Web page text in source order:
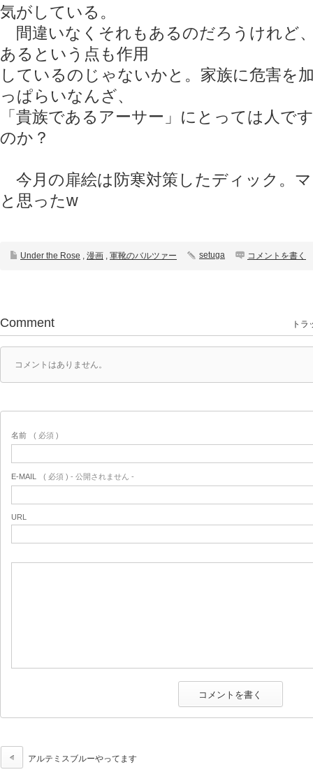
気がしている。
間違いなくそれもあるのだろうけれど
あるという点も作用
しているのじゃないかと。家族に危害を
っぱらいなんざ、
「貴族であるアーサー」にとっては人で
のか？
今月の扉絵は防寒対策したディック。
と思ったw
Under the Rose , 漫画 , 軍靴のバルツァー setuga コメントを書く
Comment トラ
コメントはありません。
名前 ( 必須 )
E-MAIL ( 必須 ) - 公開されません -
URL
アルテミスブルーやってます